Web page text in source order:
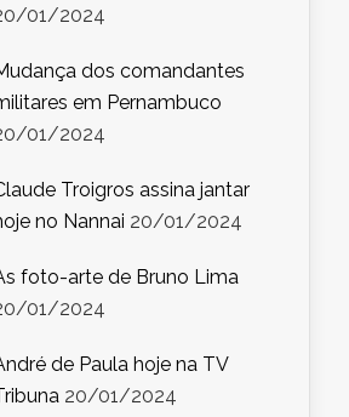
01/2024
dos comandantes
em Pernambuco
01/2024
Troigros assina jantar
no Nannai 20/01/2024
foto-arte de Bruno Lima
01/2024
de Paula hoje na TV
20/01/2024